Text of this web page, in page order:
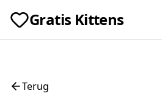
Gratis Kittens
Terug